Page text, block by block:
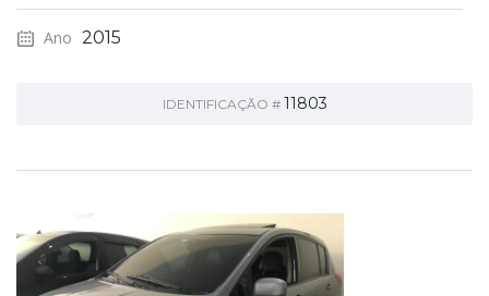
Ano 2015
IDENTIFICAÇÃO # 11803